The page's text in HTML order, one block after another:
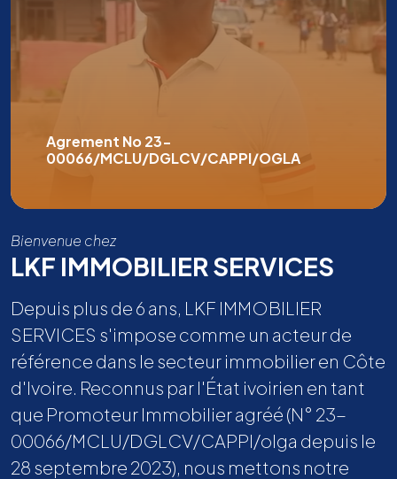
Agrement No 23-
00066/MCLU/DGLCV/CAPPI/OGLA
Bienvenue chez
LKF IMMOBILIER SERVICES
Depuis plus de 6 ans, LKF IMMOBILIER
SERVICES s'impose comme un acteur de
référence dans le secteur immobilier en Côte
d'Ivoire. Reconnus par l'État ivoirien en tant
que Promoteur Immobilier agréé (N° 23-
00066/MCLU/DGLCV/CAPPI/olga depuis le
28 septembre 2023), nous mettons notre